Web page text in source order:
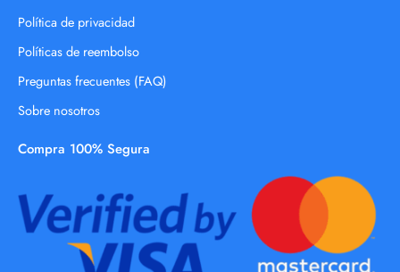
Política de privacidad
Políticas de reembolso
Preguntas frecuentes (FAQ)
Sobre nosotros
Compra 100% Segura